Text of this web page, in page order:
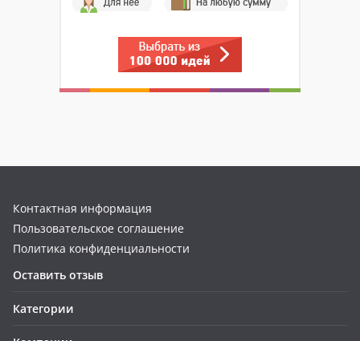
Контактная информация
Пользовательское соглашение
Политика конфиденциальности
Оставить отзыв
Категории